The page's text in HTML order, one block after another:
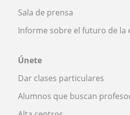
Sala de prensa
Informe sobre el futuro de la
Únete
Dar clases particulares
Alumnos que buscan